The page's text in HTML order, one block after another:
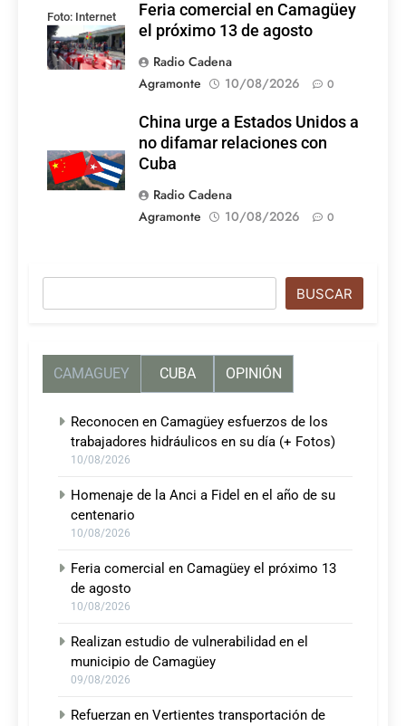
Foto: Internet
Feria comercial en Camagüey
el próximo 13 de agosto
Radio Cadena
Agramonte
10/08/2026 0
China urge a Estados Unidos a
no difamar relaciones con
Cuba
Radio Cadena
Agramonte
10/08/2026 0
BUSCAR
CAMAGUEY CUBA OPINIÓN
Reconocen en Camagüey esfuerzos de los
trabajadores hidráulicos en su día (+ Fotos)
10/08/2026
Homenaje de la Anci a Fidel en el año de su
centenario
10/08/2026
Feria comercial en Camagüey el próximo 13
de agosto
10/08/2026
Realizan estudio de vulnerabilidad en el
municipio de Camagüey
09/08/2026
Refuerzan en Vertientes transportación de